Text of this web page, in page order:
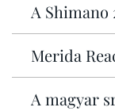
A Shimano
Merida
A magyar